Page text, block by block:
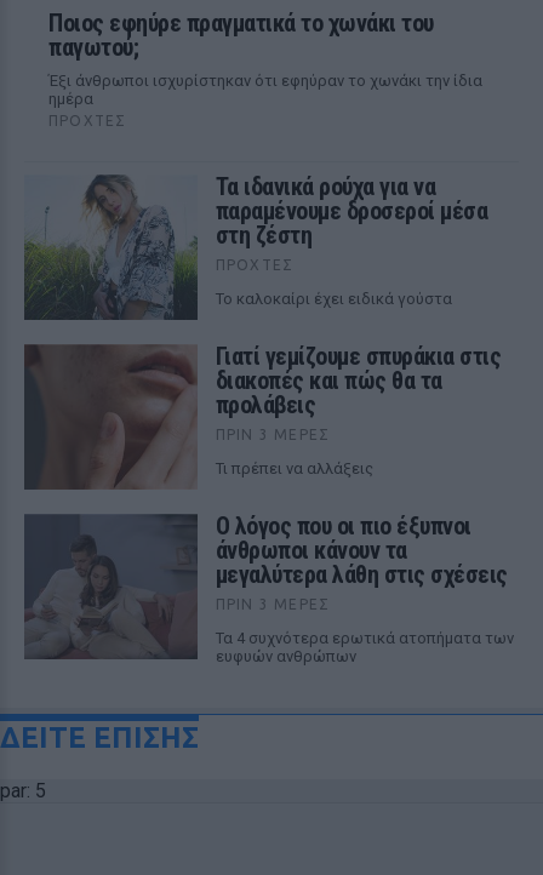
Ποιος εφηύρε πραγματικά το χωνάκι του
παγωτού;
Έξι άνθρωποι ισχυρίστηκαν ότι εφηύραν το χωνάκι την ίδια
ημέρα
ΠΡΟΧΤΈΣ
Τα ιδανικά ρούχα για να
παραμένουμε δροσεροί μέσα
στη ζέστη
ΠΡΟΧΤΈΣ
To καλοκαίρι έχει ειδικά γούστα
Γιατί γεμίζουμε σπυράκια στις
διακοπές και πώς θα τα
προλάβεις
ΠΡΙΝ 3 ΜΈΡΕΣ
Τι πρέπει να αλλάξεις
Ο λόγος που οι πιο έξυπνοι
άνθρωποι κάνουν τα
μεγαλύτερα λάθη στις σχέσεις
ΠΡΙΝ 3 ΜΈΡΕΣ
Τα 4 συχνότερα ερωτικά ατοπήματα των
ευφυών ανθρώπων
ΔΕΙΤΕ ΕΠΙΣΗΣ
par: 5